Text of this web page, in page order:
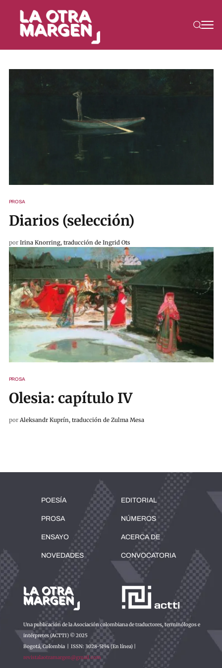
PROSA
Diarios (selección)
por Irina Knorring, traducción de Ingrid Ots
PROSA
Olesia: capítulo IV
por Aleksandr Kuprín, traducción de Zulma Mesa
Una publicación de la Asociación colombiana de traductores, terminólogos e
intérpretes (ACTTI) © 2025
Bogotá, Colombia | ISSN: 3028-5194 (En línea) |
revistalaotramargen@gmail.com
POESÍA
PROSA
ENSAYO
NOVEDADES
EDITORIAL
NÚMEROS
ACERCA DE
CONVOCATORIA